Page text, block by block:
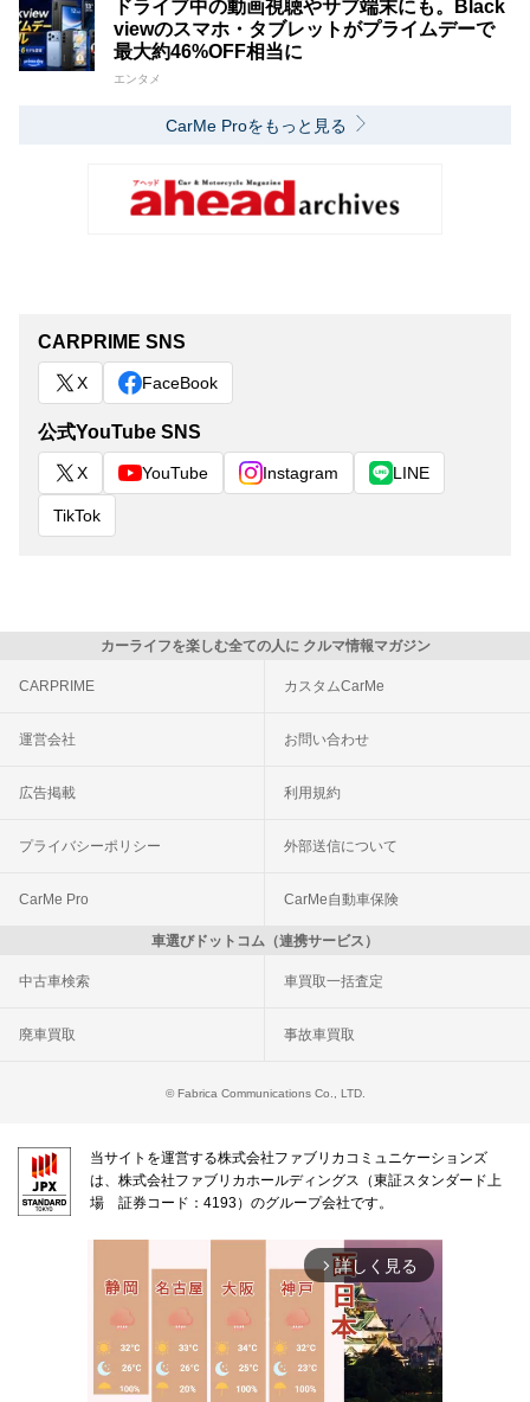
ドライブ中の動画視聴やサブ端末にも。Black
viewのスマホ・タブレットがプライムデーで
最大約46%OFF相当に
エンタメ
CarMe Proをもっと見る
CARPRIME SNS
X FaceBook
公式YouTube SNS
X YouTube Instagram LINE
TikTok
カーライフを楽しむ全ての人に クルマ情報マガジン
CARPRIME カスタムCarMe
運営会社 お問い合わせ
広告掲載 利用規約
プライバシーポリシー 外部送信について
CarMe Pro CarMe自動車保険
車選びドットコム（連携サービス）
中古車検索 車買取一括査定
廃車買取 事故車買取
© Fabrica Communications Co., LTD.
当サイトを運営する株式会社ファブリカコミュニケーションズ
は、株式会社ファブリカホールディングス（東証スタンダード上
場 証券コード：4193）のグループ会社です。
arrow_forward_ios 詳しく見る